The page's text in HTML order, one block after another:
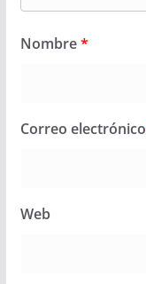
Nombre*
Correo electrónico
Web